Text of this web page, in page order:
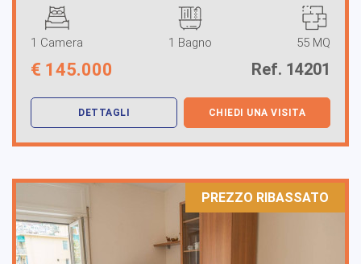
1 Camera 1 Bagno 55 MQ
€ 145.000 Ref. 14201
DETTAGLI CHIEDI UNA VISITA
PREZZO RIBASSATO